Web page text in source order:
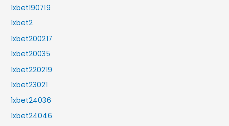
1xbet190719
1xbet2
1xbet200217
1xbet20035
1xbet220219
1xbet23021
1xbet24036
1xbet24046